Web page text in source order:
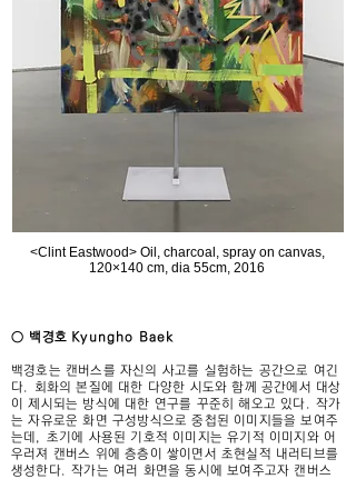
<Clint Eastwood> Oil, charcoal, spray on canvas,
120×140 cm, dia 55cm, 2016
○ 백경호 Kyungho Baek
백경호는 캔버스를 자신의 사고를 실험하는 공간으로 여긴
다. 회화의 본질에 대한 다양한 시도와 함께 공간에서 대상
이 제시되는 방식에 대한 연구를 꾸준히 해오고 있다. 작가
는 자유로운 화면 구성방식으로 중첩된 이미지들을 보여주
는데, 초기에 사용된 기호적 이미지는 유기적 이미지와 어
우러져 캔버스 위에 층층이 쌓이면서 초현실적 내러티브를
생성한다. 작가는 여러 화면을 동시에 보여주고자 캔버스